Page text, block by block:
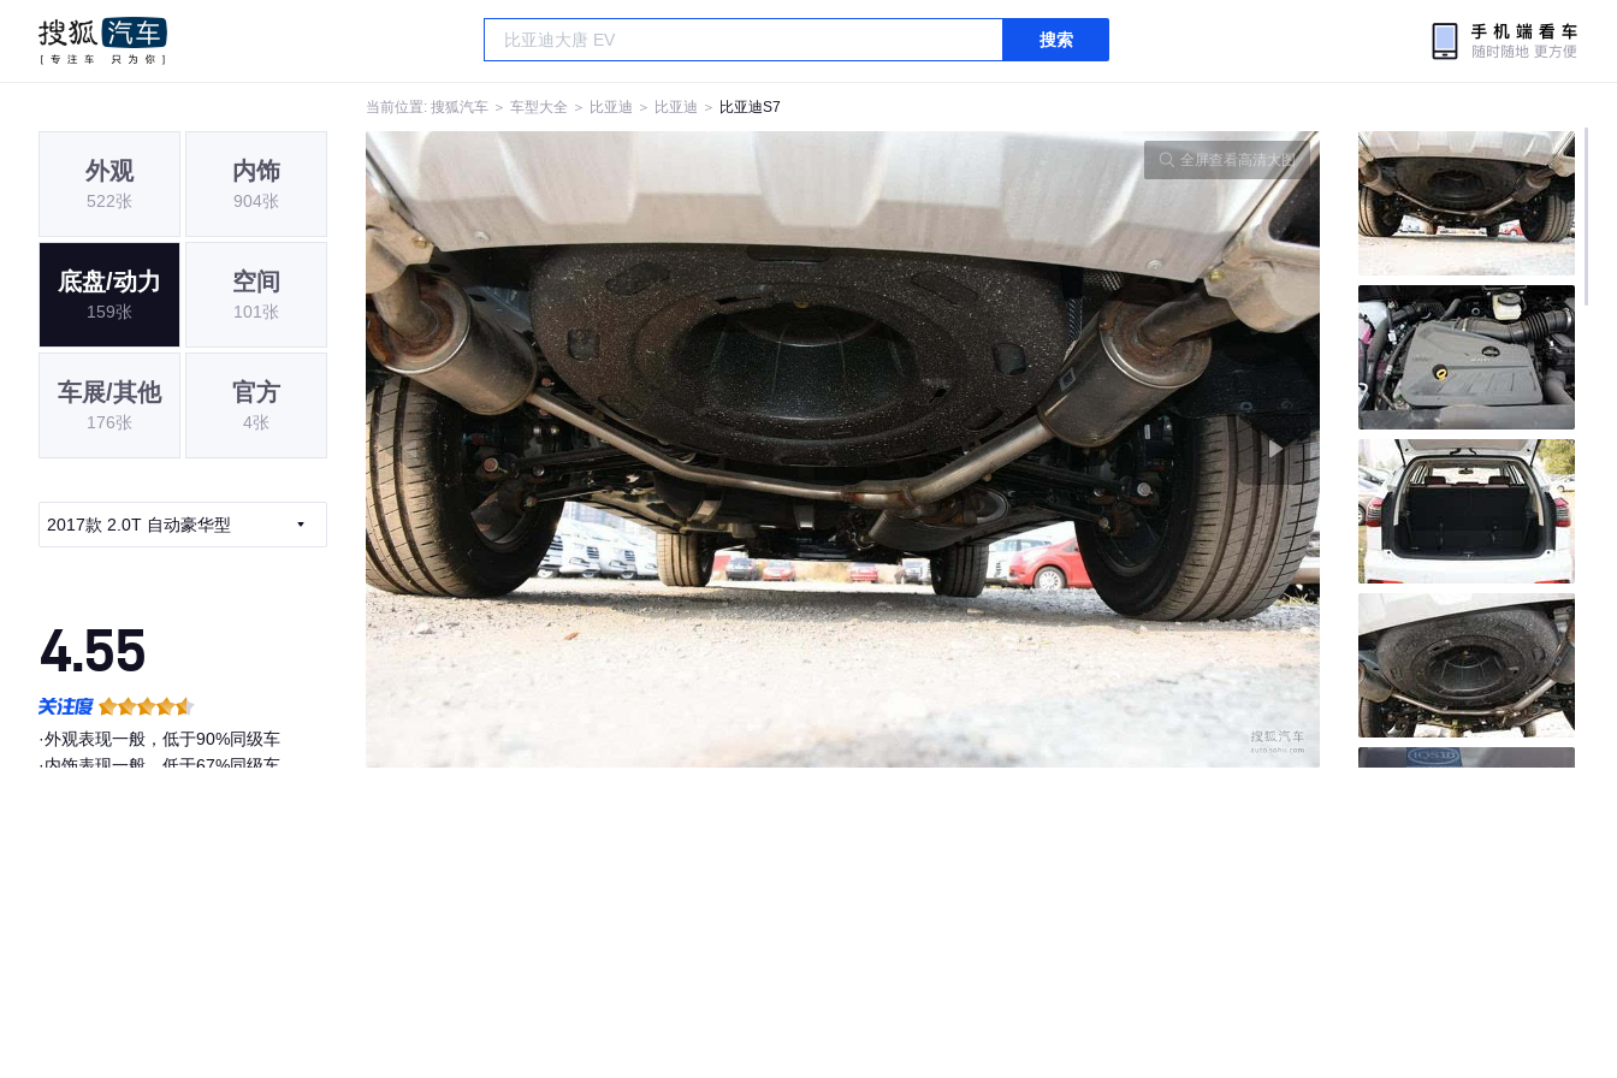
搜索
当前位置: 搜狐汽车 ＞ 车型大全 ＞ 比亚迪 ＞ 比亚迪 ＞ 比亚迪S7
外观
522张
内饰
904张
底盘/动力
159张
空间
101张
车展/其他
176张
官方
4张
2017款 2.0T 自动豪华型
4.55
·外观表现一般，低于90%同级车
·内饰表现一般，低于67%同级车
全屏查看高清大图